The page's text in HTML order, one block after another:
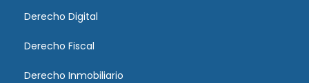
Derecho Digital
Derecho Fiscal
Derecho Inmobiliario